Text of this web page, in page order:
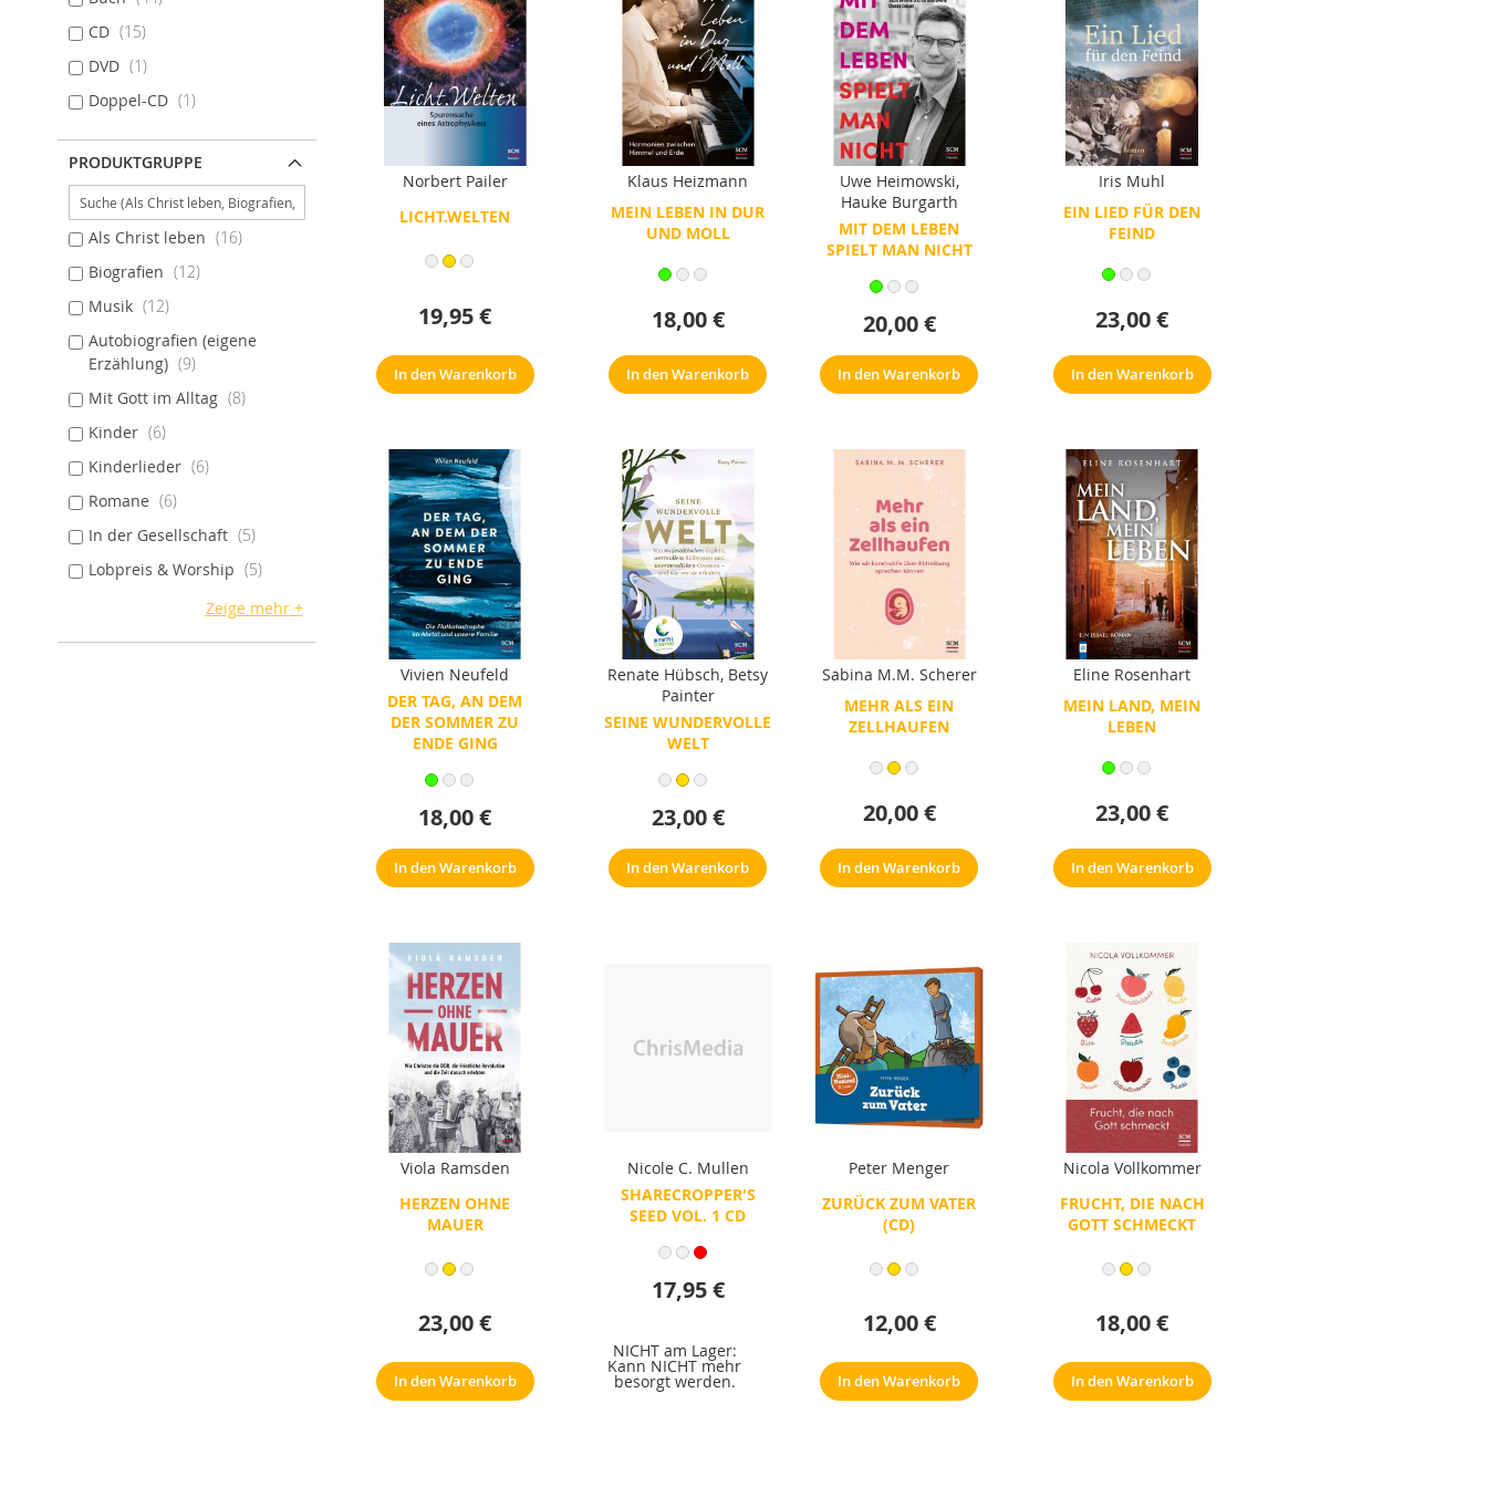
Norbert Pailer
LICHT.WELTEN
19,95 €
In den Warenkorb
Klaus Heizmann
MEIN LEBEN IN DUR
UND MOLL
18,00 €
In den Warenkorb
Uwe Heimowski,
Hauke Burgarth
MIT DEM LEBEN
SPIELT MAN NICHT
20,00 €
In den Warenkorb
Iris Muhl
EIN LIED FÜR DEN
FEIND
23,00 €
In den Warenkorb
Vivien Neufeld
DER TAG, AN DEM
DER SOMMER ZU
ENDE GING
18,00 €
In den Warenkorb
Renate Hübsch, Betsy
Painter
SEINE WUNDERVOLLE
WELT
23,00 €
In den Warenkorb
Sabina M.M. Scherer
MEHR ALS EIN
ZELLHAUFEN
20,00 €
In den Warenkorb
Eline Rosenhart
MEIN LAND, MEIN
LEBEN
23,00 €
In den Warenkorb
Viola Ramsden
HERZEN OHNE
MAUER
23,00 €
In den Warenkorb
Nicole C. Mullen
SHARECROPPER'S
SEED VOL. 1 CD
17,95 €
NICHT am Lager:
Kann NICHT mehr
besorgt werden.
Peter Menger
ZURÜCK ZUM VATER
(CD)
12,00 €
In den Warenkorb
Nicola Vollkommer
FRUCHT, DIE NACH
GOTT SCHMECKT
18,00 €
In den Warenkorb
CD
15
DVD
1
Doppel-CD
1
PRODUKTGRUPPE
Als Christ leben
16
Biografien
12
Musik
12
Autobiografien (eigene
Erzählung)
9
Mit Gott im Alltag
8
Kinder
6
Kinderlieder
6
Romane
6
In der Gesellschaft
5
Lobpreis & Worship
5
Zeige mehr